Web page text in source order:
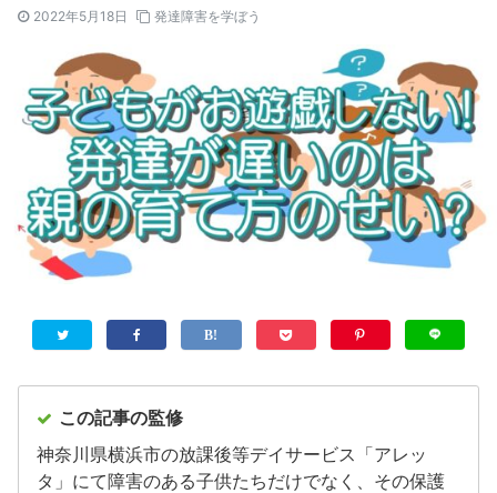
2022年5月18日 発達障害を学ぼう
この記事の監修
神奈川県横浜市の放課後等デイサービス「アレッ
タ」にて障害のある子供たちだけでなく、その保護